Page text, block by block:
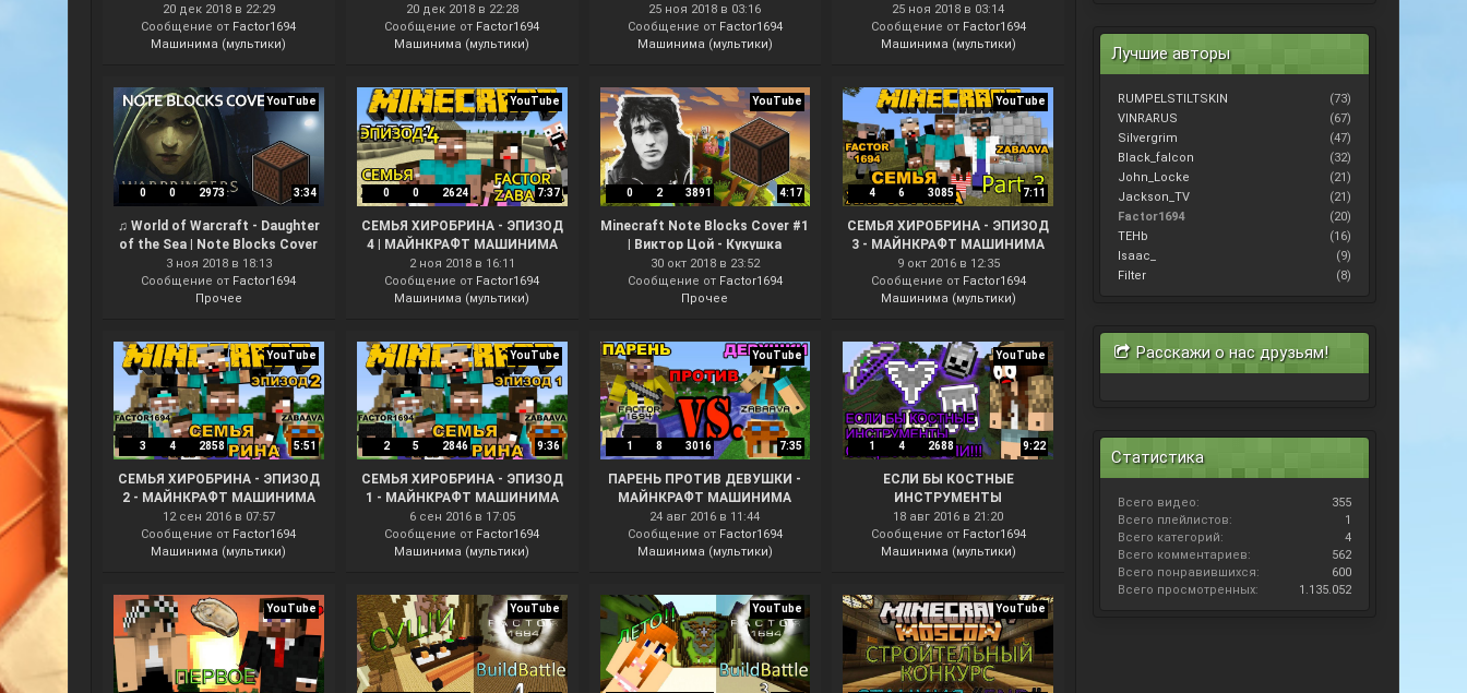
20 дек 2018 в 22:29
Сообщение от Factor1694
Машинима (мультики)
20 дек 2018 в 22:28
Сообщение от Factor1694
Машинима (мультики)
25 ноя 2018 в 03:16
Сообщение от Factor1694
Машинима (мультики)
ПРО-ИГРОКОМ В МАЙНКРАФТЕ
- МАШИНИМА
25 ноя 2018 в 03:14
Сообщение от Factor1694
Машинима (мультики)
YouTube
0 0 2973 3:34
♫ World of Warcraft - Daughter
of the Sea | Note Blocks Cover
#2 | Minecraft ♫
3 ноя 2018 в 18:13
Сообщение от Factor1694
Прочее
YouTube
0 0 2624 7:37
СЕМЬЯ ХИРОБРИНА - ЭПИЗОД
4 | МАЙНКРАФТ МАШИНИМА
2 ноя 2018 в 16:11
Сообщение от Factor1694
Машинима (мультики)
YouTube
0 2 3891 4:17
Minecraft Note Blocks Cover #1
| Виктор Цой - Кукушка
30 окт 2018 в 23:52
Сообщение от Factor1694
Прочее
YouTube
4 6 3085 7:11
СЕМЬЯ ХИРОБРИНА - ЭПИЗОД
3 - МАЙНКРАФТ МАШИНИМА
9 окт 2016 в 12:35
Сообщение от Factor1694
Машинима (мультики)
YouTube
3 4 2858 5:51
СЕМЬЯ ХИРОБРИНА - ЭПИЗОД
2 - МАЙНКРАФТ МАШИНИМА
12 сен 2016 в 07:57
Сообщение от Factor1694
Машинима (мультики)
YouTube
2 5 2846 9:36
СЕМЬЯ ХИРОБРИНА - ЭПИЗОД
1 - МАЙНКРАФТ МАШИНИМА
6 сен 2016 в 17:05
Сообщение от Factor1694
Машинима (мультики)
YouTube
1 8 3016 7:35
ПАРЕНЬ ПРОТИВ ДЕВУШКИ -
МАЙНКРАФТ МАШИНИМА
24 авг 2016 в 11:44
Сообщение от Factor1694
Машинима (мультики)
YouTube
1 4 2688 9:22
ЕСЛИ БЫ КОСТНЫЕ
ИНСТРУМЕНТЫ
СУЩЕСТВОВАЛИ -
МАЙНКРАФТ МАШИНИМА
18 авг 2016 в 21:20
Сообщение от Factor1694
Машинима (мультики)
YouTube YouTube YouTube YouTube
Лучшие авторы
RUMPELSTILTSKIN
(73)
VINRARUS
(67)
Silvergrim
(47)
Black_falcon
(32)
John_Locke
(21)
Jackson_TV
(21)
Factor1694
(20)
TEHb
(16)
Isaac_
(9)
Filter
(8)
Расскажи о нас друзьям!
Статистика
Всего видео:
355
Всего плейлистов:
1
Всего категорий:
4
Всего комментариев:
562
Всего понравившихся:
600
Всего просмотренных:
1.135.052